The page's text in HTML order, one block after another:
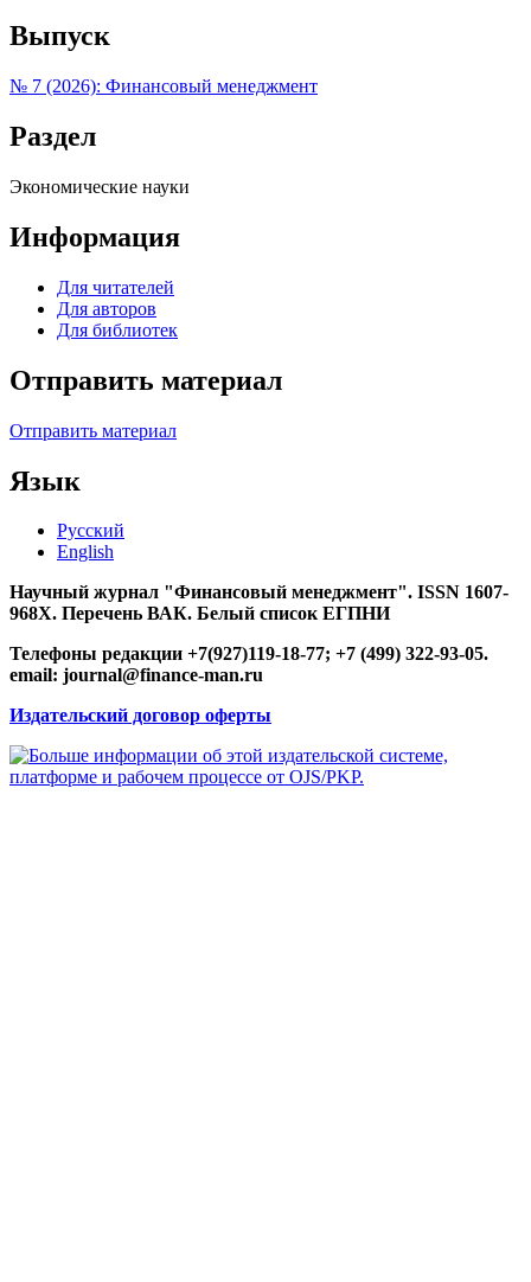
Выпуск
№ 7 (2026): Финансовый менеджмент
Раздел
Экономические науки
Информация
Для читателей
Для авторов
Для библиотек
Отправить материал
Отправить материал
Язык
Русский
English
Научный журнал "Финансовый менеджмент". ISSN 1607-
968X. Перечень ВАК. Белый список ЕГПНИ
Телефоны редакции +7(927)119-18-77; +7 (499) 322-93-05.
email: journal@finance-man.ru
Издательский договор оферты